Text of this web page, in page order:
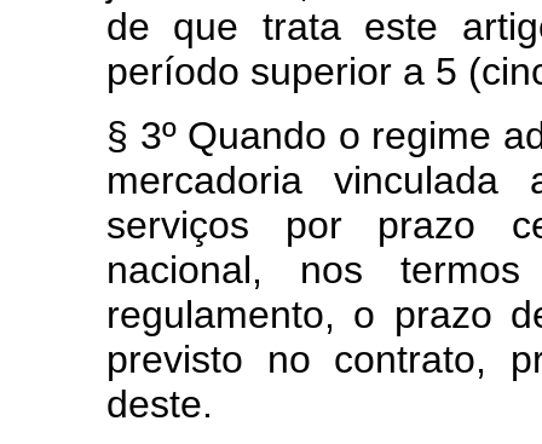
de que trata este
período superior a 5
§ 3º Quando o regime
mercadoria
serviços por prazo
nacional, nos
regulamento, o prazo
previsto no contrato,
deste.